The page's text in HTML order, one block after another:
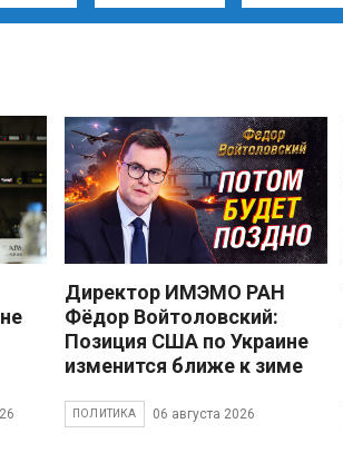
Директор ИМЭМО РАН
Фёдор Войтоловский:
Позиция США по Украине
изменится ближе к зиме
ПОЛИТИКА 06 августа 2026